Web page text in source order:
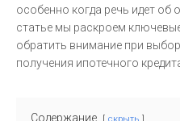
особенно когда речь идет об
статье мы раскроем
обратить внимание при
получения ипотечного
Содержание